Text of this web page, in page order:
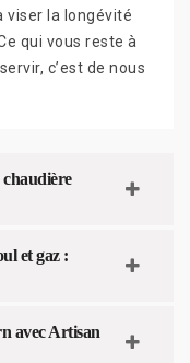
viser la longévité
qui vous reste à
c’est de nous
et gaz :
avec Artisan